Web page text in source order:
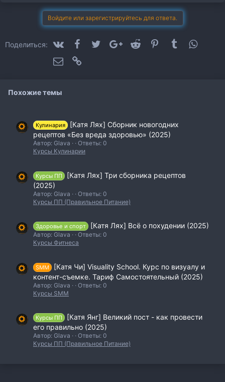
Войдите или зарегистрируйтесь для ответа.
Поделиться: VK FacebookTwitterGoogle+Reddit PinterestTumblr
Электронная почта
Похожие темы
Кулинария
[Катя Лях] Сборник новогодних
рецептов «Без вреда здоровью» (2025)
Автор: Glava
Ответы: 0
Курсы Кулинарии
Курсы ПП
[Катя Лях] Три сборника рецептов
(2025)
Автор: Glava
Ответы: 0
Курсы ПП (Правильное Питание)
Здоровье и спорт [Катя Лях] Всё о похудении (2025)
Автор: Glava
Ответы: 0
Курсы Фитнеса
SMM
[Катя Чи] Visuality School. Курс по визуалу и
контент-съемке. Тариф Самостоятельный (2025)
Автор: Glava
Ответы: 0
Курсы SMM
Курсы ПП
[Катя Янг] Великий пост - как провести
его правильно (2025)
Автор: Glava
Ответы: 0
Курсы ПП (Правильное Питание)